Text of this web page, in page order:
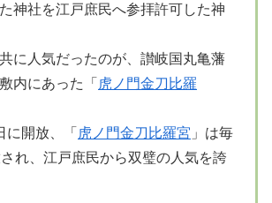
神社を江戸庶民へ参拝許可した神
に人気だったのが、讃岐国丸亀藩
内にあった「 虎ノ門金刀比羅
に開放、「 虎ノ門金刀比羅宮 」は毎
れ、江戸庶民から双璧の人気を誇